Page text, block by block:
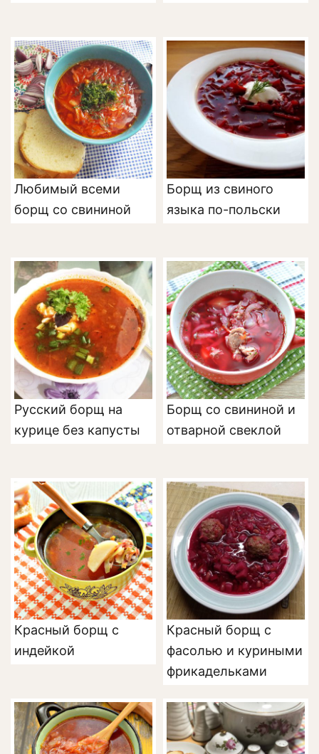
Любимый всеми
борщ со свининой
Борщ из свиного
языка по-польски
Русский борщ на
курице без капусты
Борщ со свининой и
отварной свеклой
Красный борщ с
индейкой
Красный борщ с
фасолью и куриными
фрикадельками